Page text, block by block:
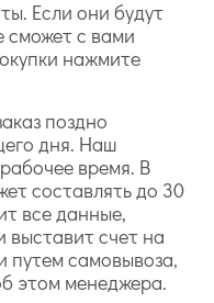
Если они будут
с вами
нажмите
поздно
дня. Наш
время. В
составлять до 30
все данные,
выставит счет на
путем самовывоза,
этом менеджера.